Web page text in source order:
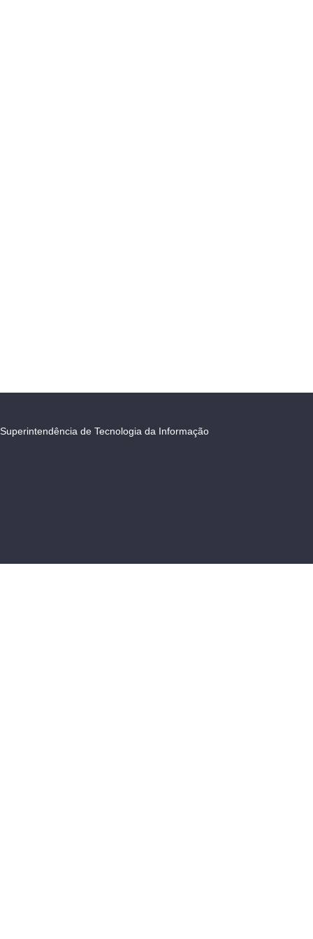
Superintendência de Tecnologia da Informação